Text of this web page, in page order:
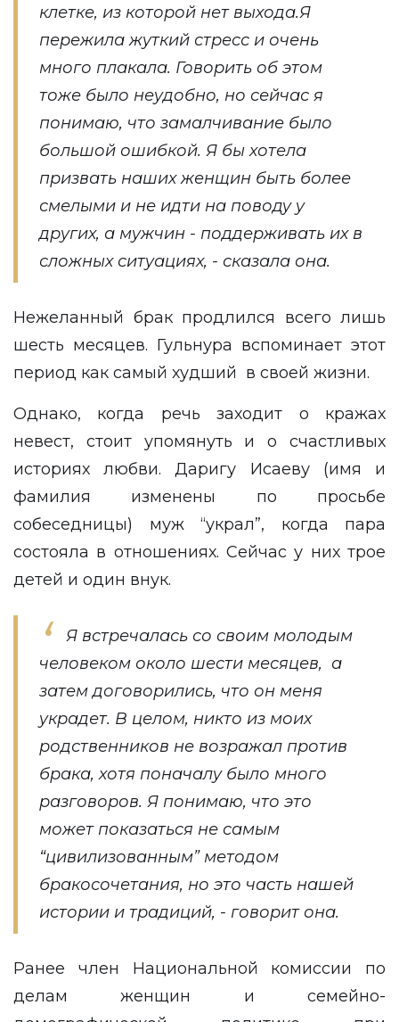
клетке, из которой нет выхода.Я
пережила жуткий стресс и очень
много плакала. Говорить об этом
тоже было неудобно, но сейчас я
понимаю, что замалчивание было
большой ошибкой. Я бы хотела
призвать наших женщин быть более
смелыми и не идти на поводу у
других, а мужчин - поддерживать их в
сложных ситуациях, - сказала она.
Нежеланный брак продлился всего лишь
шесть месяцев. Гульнура вспоминает этот
период как самый худший в своей жизни.
Однако, когда речь заходит о кражах
невест, стоит упомянуть и о счастливых
историях любви. Даригу Исаеву (имя и
фамилия изменены по просьбе
собеседницы) муж “украл”, когда пара
состояла в отношениях. Сейчас у них трое
детей и один внук.
Я встречалась со своим молодым
человеком около шести месяцев, а
затем договорились, что он меня
украдет. В целом, никто из моих
родственников не возражал против
брака, хотя поначалу было много
разговоров. Я понимаю, что это
может показаться не самым
“цивилизованным” методом
бракосочетания, но это часть нашей
истории и традиций, - говорит она.
Ранее член Национальной комиссии по
делам женщин и семейно-